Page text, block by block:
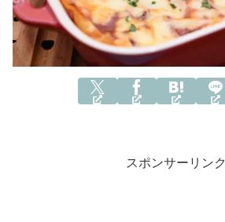
スポンサーリンク